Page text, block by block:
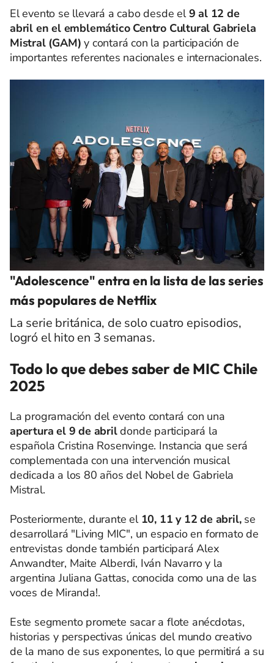
El evento se llevará a cabo desde el9 al 12 de
abril en el emblemático Centro Cultural Gabriela
Mistral (GAM) y contará con la participación de
importantes referentes nacionales e internacionales.
"Adolescence" entra en la lista de las series
más populares de Netflix
La serie británica, de solo cuatro episodios,
logró el hito en 3 semanas.
Todo lo que debes saber de MIC Chile
2025
La programación del evento contará con una
apertura el 9 de abrildonde participará la
española Cristina Rosenvinge. Instancia que será
complementada con una intervención musical
dedicada a los 80 años del Nobel de Gabriela
Mistral.
Posteriormente, durante el 10, 11 y 12 de abril,se
desarrollará "Living MIC", un espacio en formato de
entrevistas donde también participará Alex
Anwandter, Maite Alberdi, Iván Navarro y la
argentina Juliana Gattas, conocida como una de las
voces de Miranda!.
Este segmento promete sacar a flote anécdotas,
historias y perspectivas únicas del mundo creativo
de la mano de sus exponentes, lo que permitirá a su